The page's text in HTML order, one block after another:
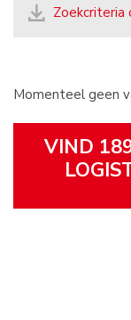
Zoekcriteria
Momenteel geen
VIND